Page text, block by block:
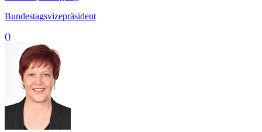
Bundestagsvizepräsident
()